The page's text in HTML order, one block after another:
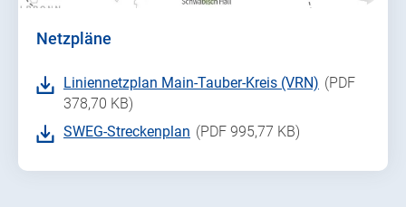
Netzpläne
Liniennetzplan Main-Tauber-Kreis (VRN) (PDF
378,70 KB)
SWEG-Streckenplan (PDF 995,77 KB)